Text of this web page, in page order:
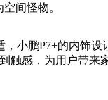
间怪物。
，小鹏P7+的内饰设
触感，为用户带来